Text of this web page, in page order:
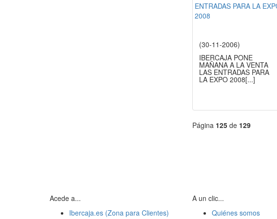
(30-11-2006)
IBERCAJA PONE
MAÑANA A LA VENTA
LAS ENTRADAS PARA
LA EXPO 2008[...]
Página 125de 129
Acede a...
Ibercaja.es (Zona para Clientes)
A un clic...
Quiénes somos